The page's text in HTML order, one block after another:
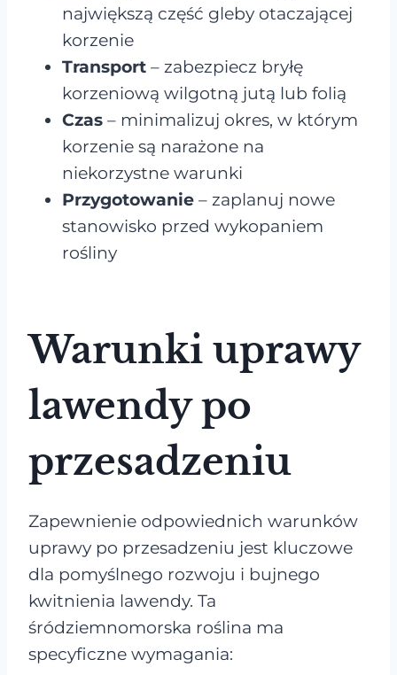
największą część gleby otaczającej
korzenie
Transport – zabezpiecz bryłę
korzeniową wilgotną jutą lub folią
Czas – minimalizuj okres, w którym
korzenie są narażone na
niekorzystne warunki
Przygotowanie – zaplanuj nowe
stanowisko przed wykopaniem
rośliny
Warunki uprawy
lawendy po
przesadzeniu
Zapewnienie odpowiednich warunków
uprawy po przesadzeniu jest kluczowe
dla pomyślnego rozwoju i bujnego
kwitnienia lawendy. Ta
śródziemnomorska roślina ma
specyficzne wymagania: